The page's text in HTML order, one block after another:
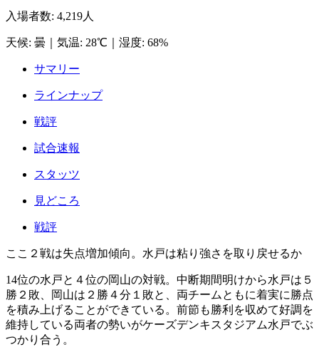
入場者数: 4,219人
天候: 曇 気温: 28℃ 湿度: 68%
サマリー
ラインナップ
戦評
試合速報
スタッツ
見どころ
戦評
ここ２戦は失点増加傾向。水戸は粘り強さを取り戻せるか
14位の水戸と４位の岡山の対戦。中断期間明けから水戸は５
勝２敗、岡山は２勝４分１敗と、両チームともに着実に勝点
を積み上げることができている。前節も勝利を収めて好調を
維持している両者の勢いがケーズデンキスタジアム水戸でぶ
つかり合う。